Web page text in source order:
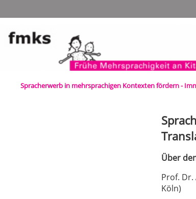
Navigation
überspringen
Spracherwerb in mehrsprachigen Kontexten fördern -
Über
Prof. Dr.
Köln)